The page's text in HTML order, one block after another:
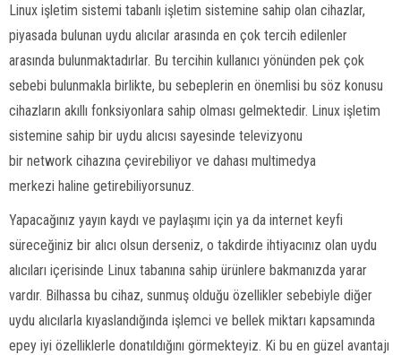
Linux işletim sistemi tabanlı işletim sistemine sahip olan cihazlar,
piyasada bulunan uydu alıcılar arasında en çok tercih edilenler
arasında bulunmaktadırlar. Bu tercihin kullanıcı yönünden pek çok
sebebi bulunmakla birlikte, bu sebeplerin en önemlisi bu söz konusu
cihazların akıllı fonksiyonlara sahip olması gelmektedir. Linux işletim
sistemine sahip bir uydu alıcısı sayesinde televizyonu
bir network cihazına çevirebiliyor ve dahası multimedya
merkezi haline getirebiliyorsunuz.
Yapacağınız yayın kaydı ve paylaşımı için ya da internet keyfi
süreceğiniz bir alıcı olsun derseniz, o takdirde ihtiyacınız olan uydu
alıcıları içerisinde Linux tabanına sahip ürünlere bakmanızda yarar
vardır. Bilhassa bu cihaz, sunmuş olduğu özellikler sebebiyle diğer
uydu alıcılarla kıyaslandığında işlemci ve bellek miktarı kapsamında
epey iyi özelliklerle donatıldığını görmekteyiz. Ki bu en güzel avantajı